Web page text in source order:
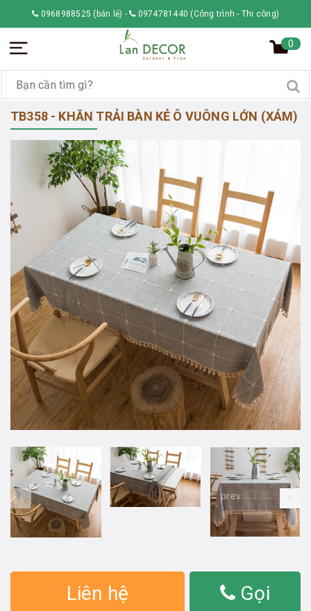
0968988525 (bán lẻ) - 0974781440 (Công trình - Thi công)
0
TB358 - KHĂN TRẢI BÀN KẺ Ô VUÔNG LỚN (XÁM)
prev
Liên hệ Gọi